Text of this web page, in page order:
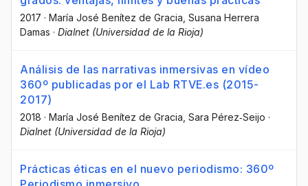
2017 · María José Benítez de Gracia , Susana Herrera
Damas · Dialnet (Universidad de la Rioja)
Análisis de las narrativas inmersivas en vídeo
360º publicadas por el Lab RTVE.es (2015-
2017)
2018 · María José Benítez de Gracia , Sara Pérez‐Seijo ·
Dialnet (Universidad de la Rioja)
Prácticas éticas en el nuevo periodismo: 360º